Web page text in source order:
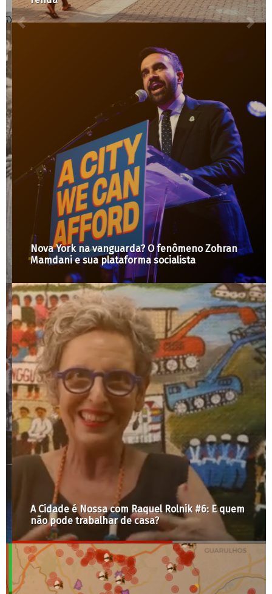
Nova York na vanguarda? O fenômeno Zohran
Mamdani e sua plataforma socialista
A Cidade é Nossa com Raquel Rolnik #6: E quem
não pode trabalhar de casa?